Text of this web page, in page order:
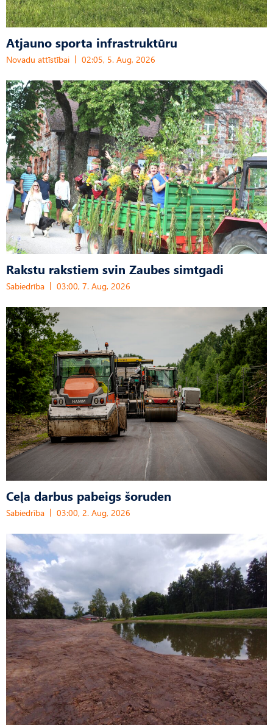
Atjauno sporta infrastruktūru
Novadu attīstībai 02:05, 5. Aug, 2026
Rakstu rakstiem svin Zaubes simtgadi
Sabiedrība 03:00, 7. Aug, 2026
Ceļa darbus pabeigs šoruden
Sabiedrība 03:00, 2. Aug, 2026